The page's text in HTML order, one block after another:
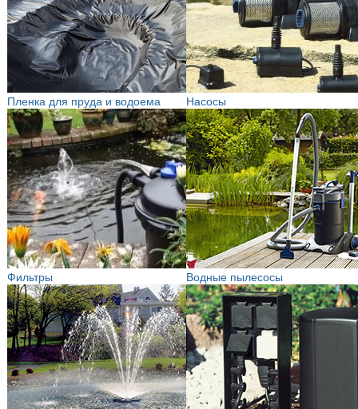
Пленка для пруда и водоема Насосы
Фильтры Водные пылесосы